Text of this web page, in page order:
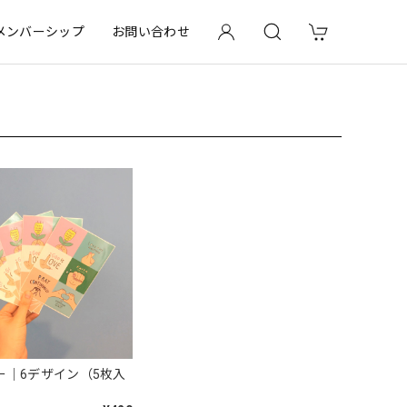
ンバーシップ お問い合わせ
｜6デザイン（5枚入